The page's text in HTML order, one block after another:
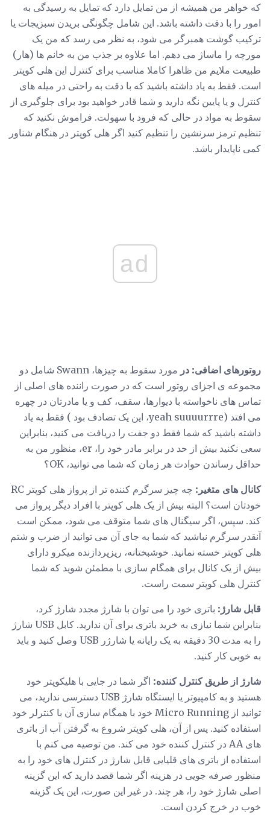
که خواهر من همیشه از من تمایل دارد که تمایل به رسیدگی به
امور را با دقت داشته باشد. این شامل چگونگی بریدن سبزیجات یا
ترکیب گوشت همبرگر می شود، به نظر می رسد که من یک
مورچه را ماساژ می دهم. اما علاوه بر جذب من به خانم ها (هار)
طبیعت ملایم من ظاهرا کاملا مناسب برای کنترل این هلی کوپتر
است. فقط به یاد داشته باشید که با دقت به راحتی در میله های
کنترل و یا پایین نگه دارید و شما قادر خواهید بود برای جلوگیری از
سقوط به مواد در حالی که فرود با سهولت. فراموش نکنید که
تنظیم ترمز سرنشین را تنظیم کنید اگر هلی کوپتر در هنگام شناور
کمی ناپایدار باشد.
ad
روتورهای اضافی: در
مورد سقوط به چیزها، Swann شامل دو
مجموعه ی اجزای روتور است که در صورت راننده های اصلی از
تماس های ناخواسته با دیوارها، سقف، کف و یا مادرتان در چهره
می افتد (yeah suuuurrre، این یک تصادف بود ) فقط به یاد
داشته باشید که شما فقط دو جفت را دریافت می کنید، بنابراین
سعی نکنید بیش از حد در برابر مادر خود را، er، منظور من به
حداقل رساندن حوادث هر زمان که شما می توانید، OK؟
کانال های متغیر:
چه چیز سرگرم کننده تر از پرواز هلی کوپتر RC
خودتان است؟ البته بیش از یک هلی کوپتر با افراد دیگر پرواز می
کند. سپس، اگر سیگنال های شما متوقف می شود، ممکن است
آنقدر سرگرم نباشید که شما به جای آن می توانید از ضرب و شتم
هلی کوپتر خسته نمانید. خوشبختانه، ریزپردازنده میکرو دارای
بیش از یک کانال برای همگام سازی با مطمئن شوید که شما
کنترل هلی کوپتر سمت راست.
قابل شارژ: باتری خود را می توان با شارژ مجدد شارژ کرد،
بنابراین شما نیازی به خرید باتری برای آن ندارید. کابل USB شارژ
را به مدت 30 دقیقه به یک رایانه یا شارژر USB وصل کنید و باید
به خوبی کار کنید.
شارژ از طریق کنترل کننده: اگر شما در جایی با هلیکوپتر خود
هستید و به کامپیوتر یا ایستگاه شارژ USB دسترسی ندارید، می
توانید از Micro Running خود با همگام سازی آن با کنترلر خود
استفاده کنید. پس از آن، هلی کوپتر شروع به گرفتن آب از باتری
های AA در کنترل کننده خود می کند. من توصیه می کنم با
استفاده از باتری های قلیایی قابل شارژ در کنترل های خود را به
منظور صرفه جویی در هزینه اگر شما قصد دارید که این گزینه
اصلی شارژ خود را، هر چند. در غیر این صورت، این یک گزینه
خوب در خرج کردن است.